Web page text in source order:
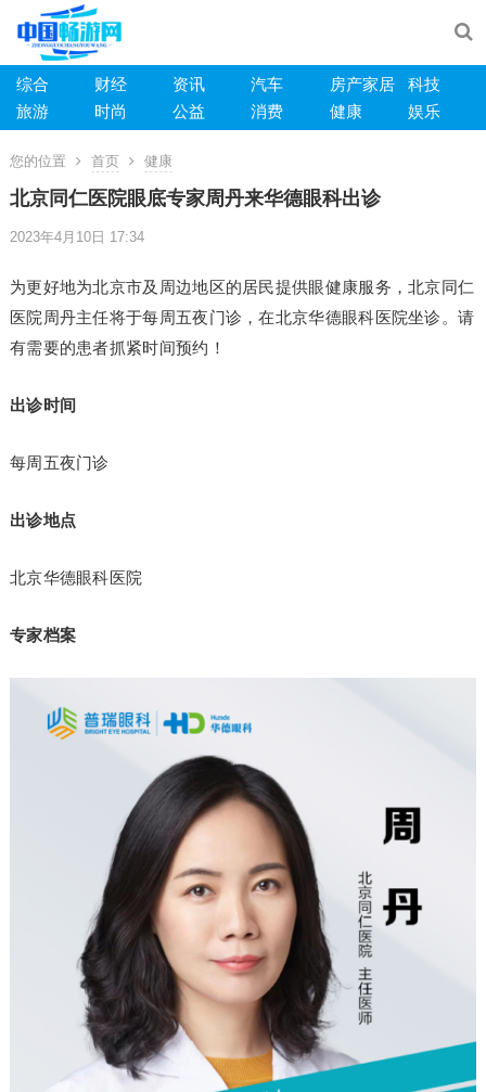
综合 财经 资讯 汽车 房产家居
科技
旅游
时尚 公益 消费 健康 娱乐
您的位置 首页 健康
北京同仁医院眼底专家周丹来华德眼科出诊
2023年4月10日 17:34
为更好地为北京市及周边地区的居民提供眼健康服务，北京同仁
医院周丹主任将于每周五夜门诊，在北京华德眼科医院坐诊。请
有需要的患者抓紧时间预约！
出诊时间
每周五夜门诊
出诊地点
北京华德眼科医院
专家档案